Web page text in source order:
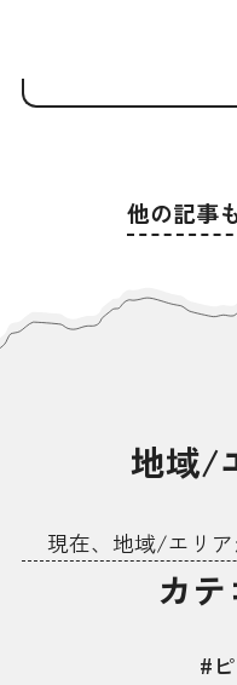
他の記事
地域/
現在、地域/エリア
カテ
#